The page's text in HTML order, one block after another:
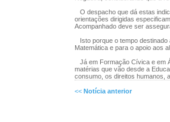
O despacho que dá estas
orientações dirigidas
Acompanhado deve ser
Isto porque o tempo destinado
Matemática e para o apoio aos
Já em Formação Cívica e em
matérias que vão desde a
consumo, os direitos humanos,
<< Notícia anterior